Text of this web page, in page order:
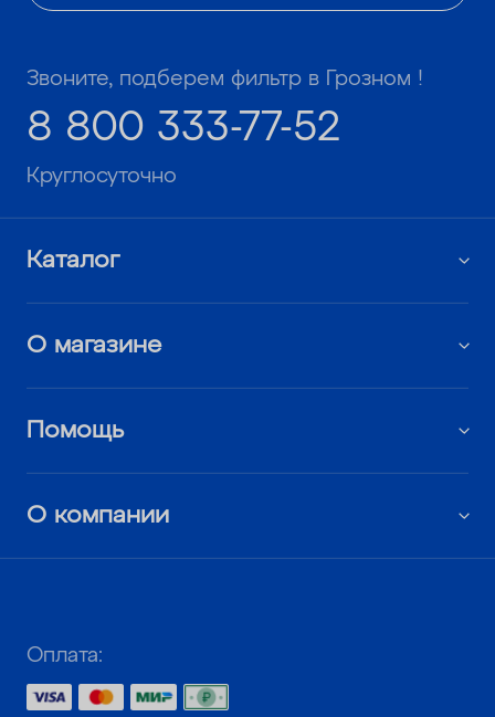
Звоните, подберем фильтр в Грозном !
8 800 333-77-52
Круглосуточно
Каталог
О магазине
Помощь
О компании
Оплата: